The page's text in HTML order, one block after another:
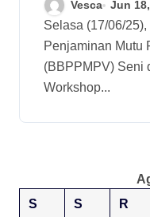
Vesca Jun
Selasa (17/06/25), Balai Besar Pengembangan
Penjaminan Mutu
(BBPPMPV) Seni
Workshop...
S
S R